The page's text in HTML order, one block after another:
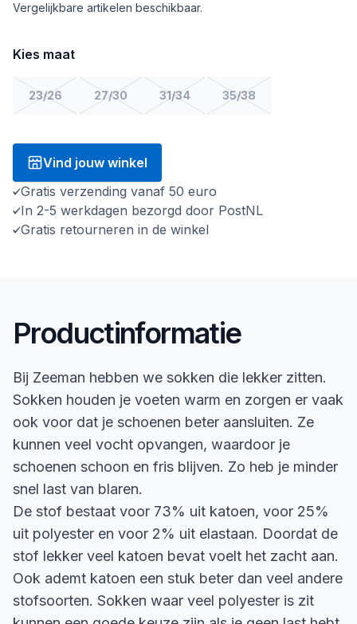
Vergelijkbare artikelen beschikbaar.
Kies maat
23/26 27/30 31/34 35/38
Vind jouw winkel
Gratis verzending vanaf 50 euro
In 2-5 werkdagen bezorgd door PostNL
Gratis retourneren in de winkel
Productinformatie
Bij Zeeman hebben we sokken die lekker zitten.
Sokken houden je voeten warm en zorgen er vaak
ook voor dat je schoenen beter aansluiten. Ze
kunnen veel vocht opvangen, waardoor je
schoenen schoon en fris blijven. Zo heb je minder
snel last van blaren.
De stof bestaat voor 73% uit katoen, voor 25%
uit polyester en voor 2% uit elastaan. Doordat de
stof lekker veel katoen bevat voelt het zacht aan.
Ook ademt katoen een stuk beter dan veel andere
stofsoorten. Sokken waar veel polyester is zit